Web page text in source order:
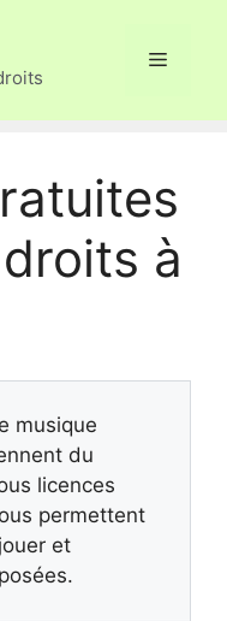
Menu
à
musique
du
licences
permettent
et